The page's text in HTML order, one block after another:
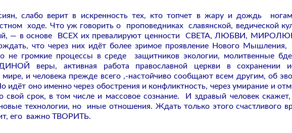
слабо верит в искренность тех, кто топчет в жару и дождь
ходе. Что уж говорить о проповедниках славянской, ведической
— в основе ВСЕХ их превалируют ценности СВЕТА, ЛЮБВИ,
что через них идёт более зримое проявление Нового
не громкие процессы в среде защитников экологии, молитвенные
веры, активная работа православной церкви в сохранении
мире, и человека прежде всего ,-настойчиво сообщают всем другим, об
идёт оно именно через обострения и конфликтность, через умирание и
свой срок, в том числе и массовое сознание. И здравый человек скажет,
технологии, но иные отношения. Ждать только этого счастливого
его важно ТВОРИТЬ.